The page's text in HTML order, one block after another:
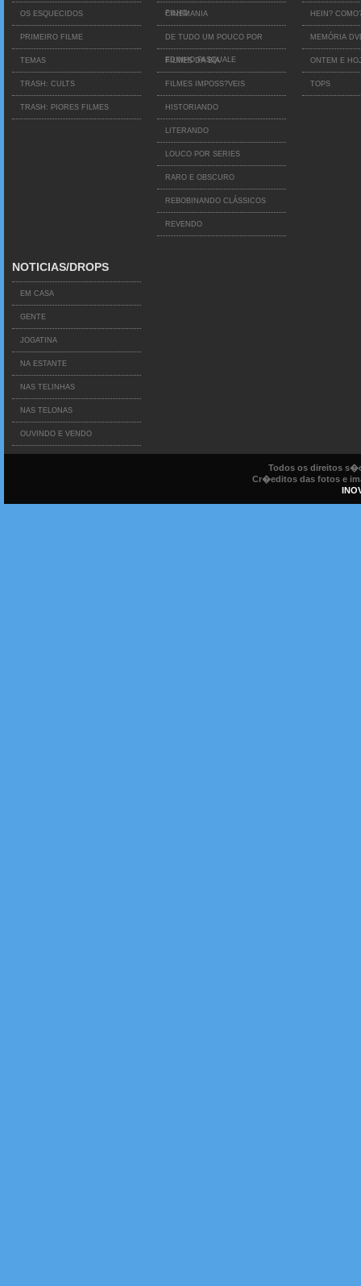
OS ESQUECIDOS
PRIMEIRO FILME
TEMAS
TRASH: CULTS
TRASH: PIORES FILMES
FILHO
CINEMANIA
DE TUDO UM POUCO POR
EDINHO PASQUALE
FILMES DA BIA
FILMES IMPOSS?VEIS
HISTORIANDO
LITERANDO
LOUCO POR SERIES
RARO E OBSCURO
REBOBINANDO CLÁSSICOS
REVENDO
HEIN?
MEMÓRIA
ONTEM E
TOPS
NOTICIAS/DROPS
EM CASA
GENTE
JOGATINA
NA ESTANTE
NAS TELINHAS
NAS TELONAS
OUVINDO E VENDO
Todos os direitos
Cr�editos das fotos e